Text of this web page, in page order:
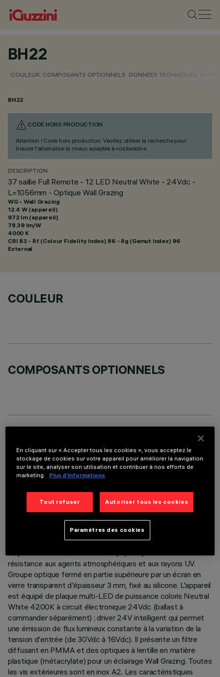
BH22
COULEUR COMPOSANTS OPTIONNELS DONNÉES TECHNIQUES
BH22
CODE HORS PRODUCTION
Attention ! Code hors production. Veuillez utiliser la recherche pour
trouver l'alternative la mieux adaptée à vos besoins.
DESCRIPTION
37 saillie Full Remote - 12 LED Neutral White - 24Vdc -
L=1056mm - Optique Wall Grazing
WG - Wall Grazing
12.4 W (appareil)
972 lm (appareil)
78.39 lm/W
4000 K
CRI 83 - Rf (Colour Fidelity Index) 86 - Rg (Gamut Index) 96
External
COULEUR
COMPOSANTS OPTIONNELS
DERNIÈRE MISE À JOUR: 03/08/2026
DESCRIPTION
Système d'éclairage à lumière directe, prévu pour l'utilisation
de sources lumineuses LED monochromes. Installation en
plafond et murale. Composé d'un corps et de supports pour
l'installation (à commander séparément). Corps en aluminium
extrudé, avec embouts en zama moulé sous pression pourvus
résistance aux agents atmosphériques et aux rayons UV.
Groupe optique fermé en partie supérieure par un écran en
verre transparent d'épaisseur 3 mm, fixé au silicone. L'appareil
est équipé de plaque multi-LED de puissance coloris Neutral
White 4200K à circuit électronique 24Vdc (ballast à
commander séparément) ; driver 24V intelligent qui permet
une émission de flux lumineux constante à la variation de la
tension d'entrée (de 30Vdc à 16Vdc). Il présente un filtre
diffusant en PMMA et des optiques à lentille en matière
plastique (métacrylate) pour un éclairage Wall Grazing. Toutes
les vis extérieures sont en inox A2. Les caractéristiques
En cliquant sur « Accepter tous les cookies », vous acceptez le
stockage de cookies sur votre appareil pour améliorer la navigation
sur le site, analyser son utilisation et contribuer à nos efforts de
marketing.
Plus d’informations
Tout refuser Autoriser tous les cookies
Paramètres des cookies